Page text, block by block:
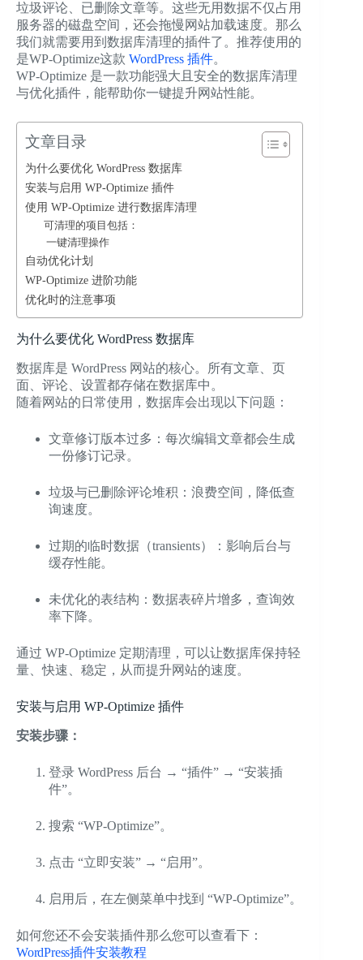
垃圾评论、已删除文章等。这些无用数据不仅占用
服务器的磁盘空间，还会拖慢网站加载速度。那么
我们就需要用到数据库清理的插件了。推荐使用的
是WP-Optimize这款 WordPress 插件。
WP-Optimize 是一款功能强大且安全的数据库清理
与优化插件，能帮助你一键提升网站性能。
文章目录
为什么要优化 WordPress 数据库
安装与启用 WP-Optimize 插件
使用 WP-Optimize 进行数据库清理
可清理的项目包括：
一键清理操作
自动优化计划
WP-Optimize 进阶功能
优化时的注意事项
为什么要优化 WordPress 数据库
数据库是 WordPress 网站的核心。所有文章、页
面、评论、设置都存储在数据库中。
随着网站的日常使用，数据库会出现以下问题：
文章修订版本过多：每次编辑文章都会生成
一份修订记录。
垃圾与已删除评论堆积：浪费空间，降低查
询速度。
过期的临时数据（transients）：影响后台与
缓存性能。
未优化的表结构：数据表碎片增多，查询效
率下降。
通过 WP-Optimize 定期清理，可以让数据库保持轻
量、快速、稳定，从而提升网站的速度。
安装与启用 WP-Optimize 插件
安装步骤：
登录 WordPress 后台 → “插件” → “安装插
件”。
搜索 “WP-Optimize”。
点击 “立即安装” → “启用”。
启用后，在左侧菜单中找到 “WP-Optimize”。
如何您还不会安装插件那么您可以查看下：
WordPress插件安装教程